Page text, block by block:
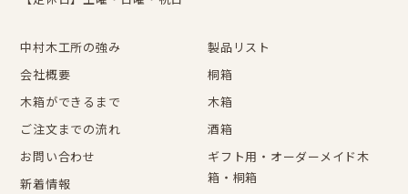
中村木工所の強み
会社概要
木箱ができるまで
ご注文までの流れ
お問い合わせ
新着情報
製品リスト
桐箱
木箱
酒箱
ギフト用・オーダーメイド木
箱・桐箱